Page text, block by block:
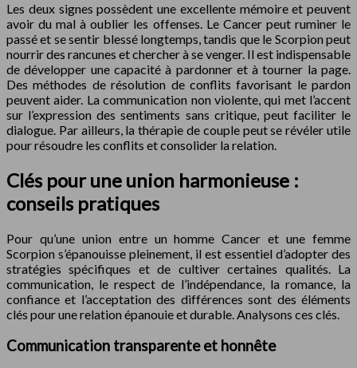
Les deux signes possèdent une excellente mémoire et peuvent
avoir du mal à oublier les offenses. Le Cancer peut ruminer le
passé et se sentir blessé longtemps, tandis que le Scorpion peut
nourrir des rancunes et chercher à se venger. Il est indispensable
de développer une capacité à pardonner et à tourner la page.
Des méthodes de résolution de conflits favorisant le pardon
peuvent aider. La communication non violente, qui met l’accent
sur l’expression des sentiments sans critique, peut faciliter le
dialogue. Par ailleurs, la thérapie de couple peut se révéler utile
pour résoudre les conflits et consolider la relation.
Clés pour une union harmonieuse :
conseils pratiques
Pour qu’une union entre un homme Cancer et une femme
Scorpion s’épanouisse pleinement, il est essentiel d’adopter des
stratégies spécifiques et de cultiver certaines qualités. La
communication, le respect de l’indépendance, la romance, la
confiance et l’acceptation des différences sont des éléments
clés pour une relation épanouie et durable. Analysons ces clés.
Communication transparente et honnête